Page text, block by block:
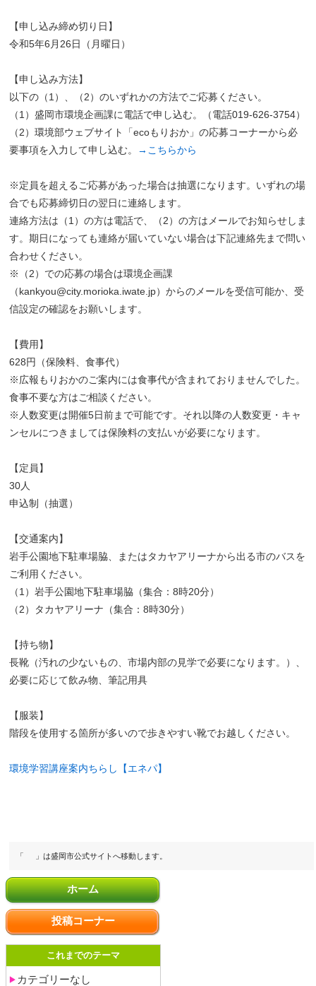
ホーム
投稿コーナー
これまでのテーマ
カテゴリーなし
【申し込み締め切り日】
令和5年6月26日（月曜日）
【申し込み方法】
以下の（1）、（2）のいずれかの方法でご応募ください。
（1）盛岡市環境企画課に電話で申し込む。（電話019-626-3754）
（2）環境部ウェブサイト「ecoもりおか」の応募コーナーから必
要事項を入力して申し込む。
→こちらから
※定員を超えるご応募があった場合は抽選になります。いずれの場
合でも応募締切日の翌日に連絡します。
連絡方法は（1）の方は電話で、（2）の方はメールでお知らせしま
す。期日になっても連絡が届いていない場合は下記連絡先まで問い
合わせください。
※（2）での応募の場合は環境企画課
（kankyou@city.morioka.iwate.jp）からのメールを受信可能か、受
信設定の確認をお願いします。
【費用】
628円（保険料、食事代）
※広報もりおかのご案内には食事代が含まれておりませんでした。
食事不要な方はご相談ください。
※人数変更は開催5日前まで可能です。それ以降の人数変更・キャ
ンセルにつきましては保険料の支払いが必要になります。
【定員】
30人
申込制（抽選）
【交通案内】
岩手公園地下駐車場脇、またはタカヤアリーナから出る市のバスを
ご利用ください。
（1）岩手公園地下駐車場脇（集合：8時20分）
（2）タカヤアリーナ（集合：8時30分）
【持ち物】
長靴（汚れの少ないもの、市場内部の見学で必要になります。）、
必要に応じて飲み物、筆記用具
【服装】
階段を使用する箇所が多いので歩きやすい靴でお越しください。
環境学習講座案内ちらし【エネパ】
「 」は盛岡市公式サイトへ移動します。